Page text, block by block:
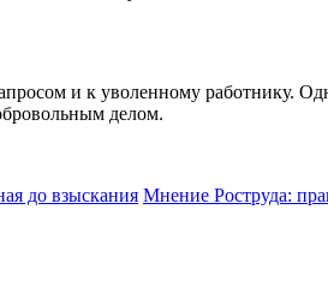
и к уволенному работнику.
делом.
до взыскания Мнение Роструда: